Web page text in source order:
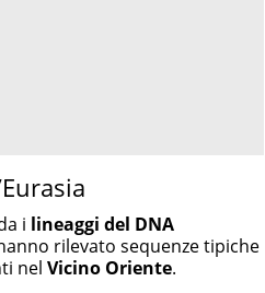
i lineaggi del DNA
rilevato sequenze tipiche
nel Vicino Oriente.